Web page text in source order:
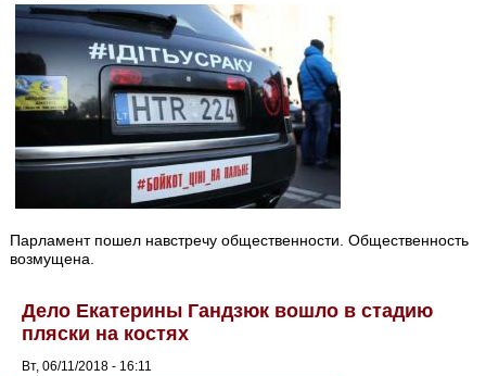
Парламент пошел навстречу общественности. Общественность
возмущена.
Дело Екатерины Гандзюк вошло в стадию
пляски на костях
Вт, 06/11/2018 - 16:11